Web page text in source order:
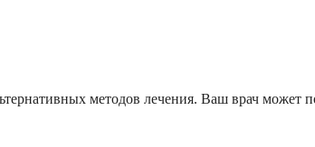
методов лечения. Ваш врач может